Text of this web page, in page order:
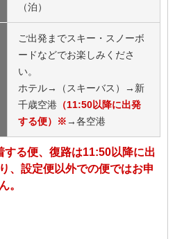
（泊）
ご出発までスキー・スノーボ
ードなどでお楽しみくださ
い。
ホテル→（スキーバス）→新
千歳空港 （11:50以降に出発
する便）※→各空港
する便、復路は11:50以降に出
、設定便以外での便ではお申
。